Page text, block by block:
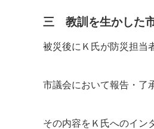
三 教訓を生かした
被災後にＫ氏が防災担当
市議会において報告・了
その内容をＫ氏へのイン